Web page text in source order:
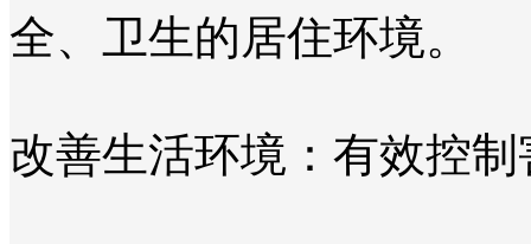
全、卫生的居住环境。
改善生活环境：有效控